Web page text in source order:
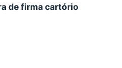
de firma cartório